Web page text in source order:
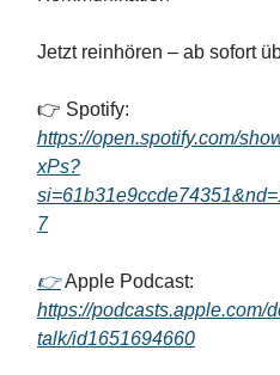
Jetzt reinhören – ab sofort
👉 Spotify:
https://open.spotify.com/
xPs?
7
👉Apple Podcast:
https://podcasts.apple.com/
talk/id1651694660